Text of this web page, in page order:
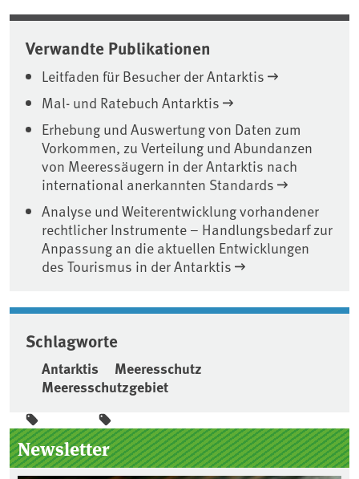
Verwandte Publikationen
Leitfaden für Besucher der Antarktis
Mal- und Ratebuch Antarktis
Erhebung und Auswertung von Daten zum
Vorkommen, zu Verteilung und Abundanzen
von Meeressäugern in der Antarktis nach
international anerkannten Standards
Analyse und Weiterentwicklung vorhandener
rechtlicher Instrumente – Handlungsbedarf zur
Anpassung an die aktuellen Entwicklungen
des Tourismus in der Antarktis
Schlagworte
Antarktis
Meeresschutz
Meeresschutzgebiet
Seitenleiste
Newsletter